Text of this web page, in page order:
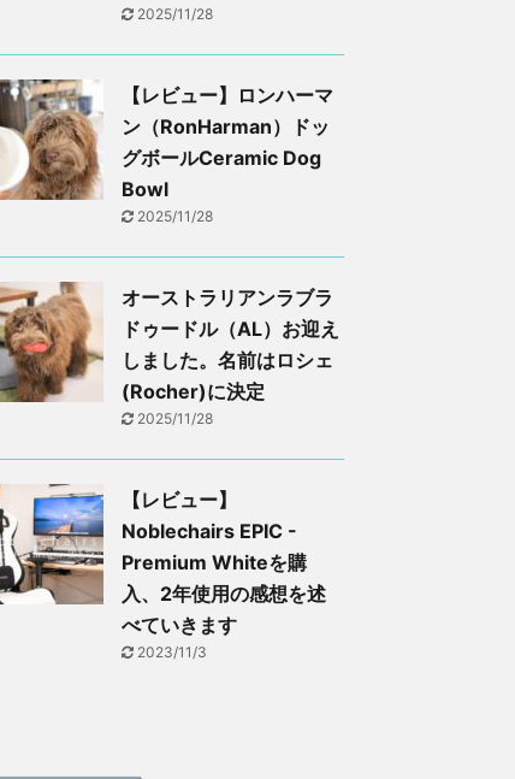
2025/11/28
【レビュー】ロンハーマ
ン（RonHarman）ドッ
グボールCeramic Dog
Bowl
2025/11/28
オーストラリアンラブラ
ドゥードル（AL）お迎え
しました。名前はロシェ
(Rocher)に決定
2025/11/28
【レビュー】
Noblechairs EPIC -
Premium Whiteを購
入、2年使用の感想を述
べていきます
2023/11/3